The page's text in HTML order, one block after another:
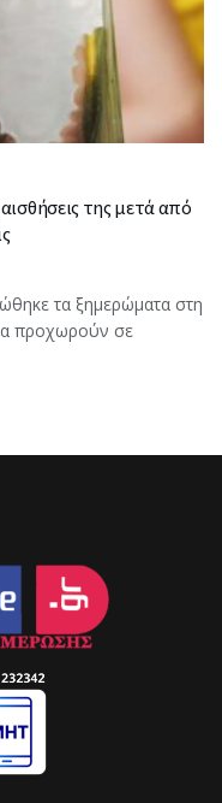
της μετά από
τα ξημερώματα στη
προχωρούν σε